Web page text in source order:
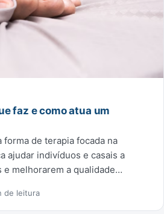
faz e como atua um
forma de terapia focada na
ajudar indivíduos e casais a
e melhorarem a qualidade…
de leitura